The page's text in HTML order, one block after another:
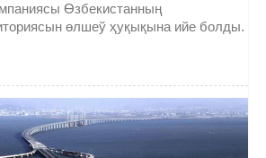
Өзбекистанның
өлшеў ҳуқықына ийе болды.